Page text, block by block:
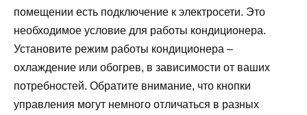
помещении есть подключение к электросети. Это
необходимое условие для работы кондиционера.
Установите режим работы кондиционера –
охлаждение или обогрев, в зависимости от ваших
потребностей. Обратите внимание, что кнопки
управления могут немного отличаться в разных